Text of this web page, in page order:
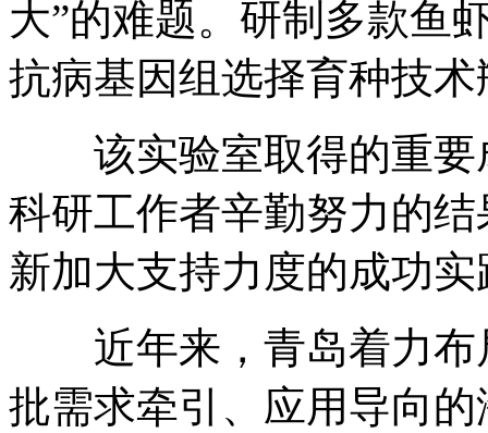
大”的难题。研制多款鱼
抗病基因组选择育种技术
该实验室取得的重要
科研工作者辛勤努力的
新加大支持力度的成功实
近年来，青岛着力布
批需求牵引、应用导向